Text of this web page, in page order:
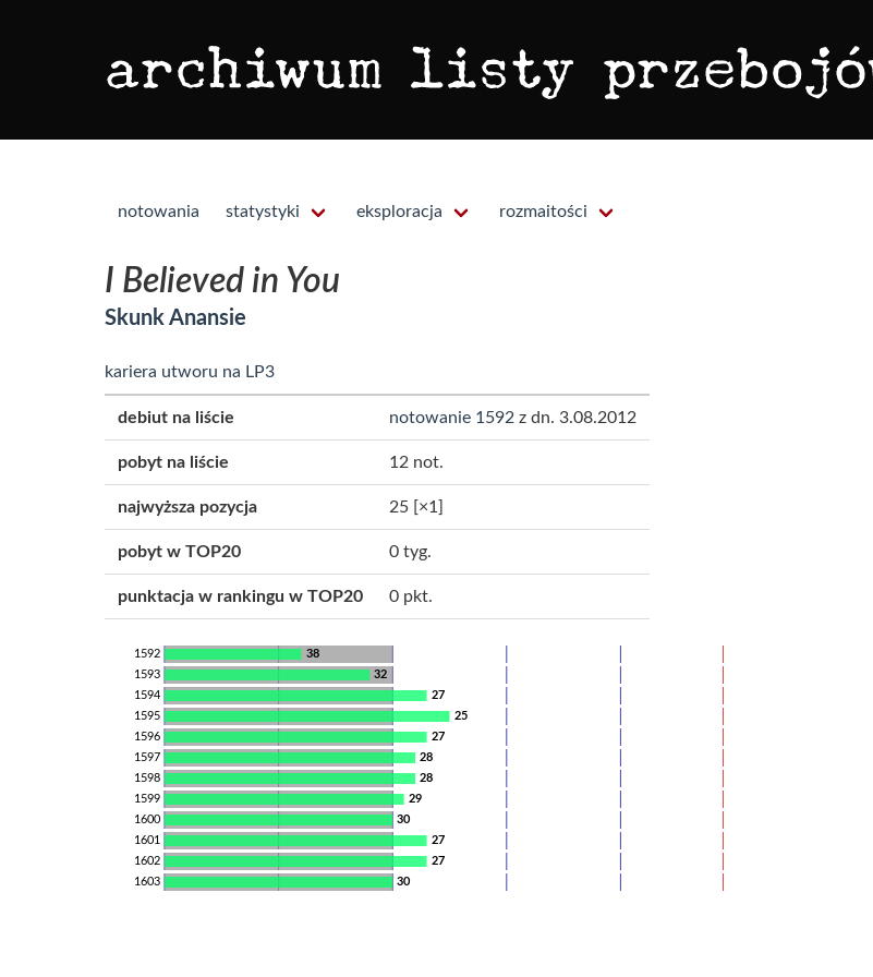
notowania statystyki eksploracja rozmaitości
I Believed in You
Skunk Anansie
kariera utworu na LP3
debiut na liście notowanie 1592 z dn. 3.08.2012
pobyt na liście 12 not.
najwyższa pozycja 25 [×1]
pobyt w TOP20 0 tyg.
punktacja w rankingu w TOP20 0 pkt.
38
1592
32
1593
27
1594
25
1595
27
1596
28
1597
28
1598
29
1599
30
1600
27
1601
27
1602
30
1603